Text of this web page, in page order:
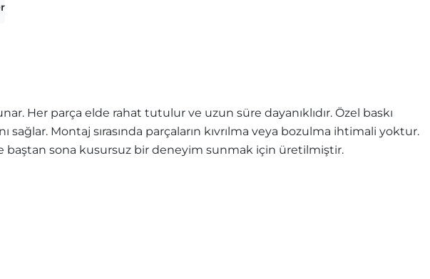
Her parça elde rahat tutulur ve uzun süre dayanıklıdır. Özel baskı
Montaj sırasında parçaların kıvrılma veya bozulma ihtimali yoktur.
baştan sona kusursuz bir deneyim sunmak için üretilmiştir.